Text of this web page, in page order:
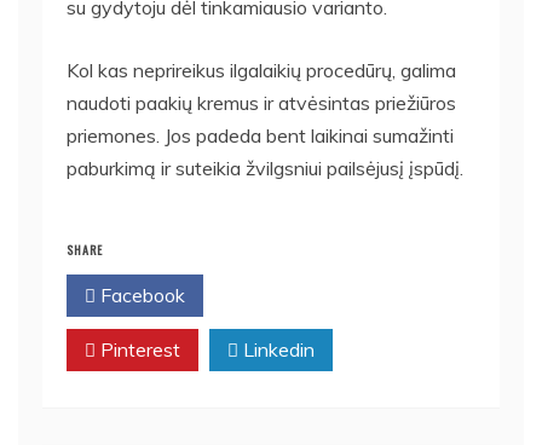
su gydytoju dėl tinkamiausio varianto.
Kol kas neprireikus ilgalaikių procedūrų, galima
naudoti paakių kremus ir atvėsintas priežiūros
priemones. Jos padeda bent laikinai sumažinti
paburkimą ir suteikia žvilgsniui pailsėjusį įspūdį.
SHARE
Facebook
Pinterest Linkedin